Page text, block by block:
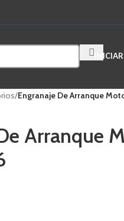
Cuando
/Engranaje De Arranque
Arranque